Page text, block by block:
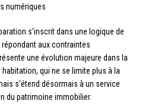
numériques
s’inscrit dans une logique de
aux contraintes
une évolution majeure dans la
qui ne se limite plus à la
s’étend désormais à un service
du patrimoine immobilier.